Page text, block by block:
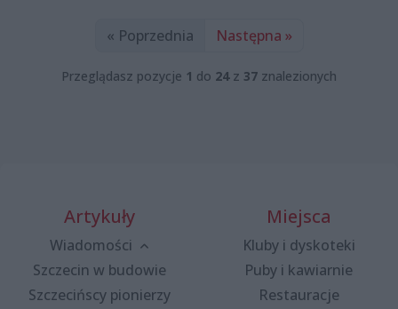
« Poprzednia Następna »
Przeglądasz pozycje 1 do 24z 37 znalezionych
Artykuły
Wiadomości
Szczecin w budowie
Szczecińscy pionierzy
Miejsca
Kluby i dyskoteki
Puby i kawiarnie
Restauracje